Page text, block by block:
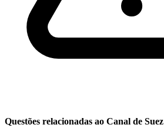
Questões relacionadas ao Canal de Suez